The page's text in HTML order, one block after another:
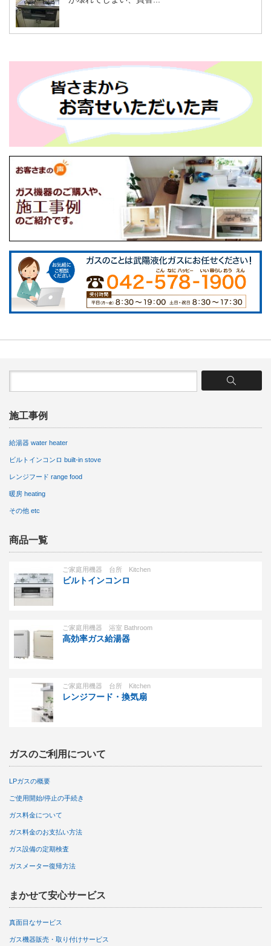
施工事例
給湯器 water heater
ビルトインコンロ built-in stove
レンジフード range food
暖房 heating
その他 etc
商品一覧
ご家庭用機器 台所 Kitchen
ビルトインコンロ
ご家庭用機器 浴室 Bathroom
高効率ガス給湯器
ご家庭用機器 台所 Kitchen
レンジフード・換気扇
ガスのご利用について
LPガスの概要
ご使用開始/停止の手続き
ガス料金について
ガス料金のお支払い方法
ガス設備の定期検査
ガスメーター復帰方法
まかせて安心サービス
真面目なサービス
ガス機器販売・取り付けサービス